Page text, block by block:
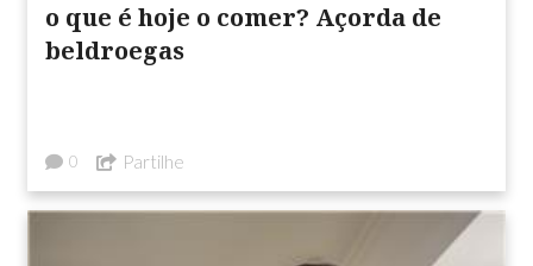
o que é hoje o comer? Açorda de
beldroegas
0 Partilhe